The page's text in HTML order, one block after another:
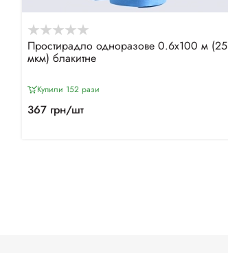
Простирадло одноразове 0.6х100 м (25
мкм) блакитне
Купили 152 рази
367 грн/шт